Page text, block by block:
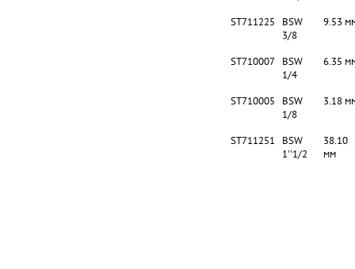
ST711225
BSW
3/8
9.53
ST710007 BSW
1/4
6.35
ST710005
BSW
1/8
3.18
ST711251
BSW
1''1/2
38.10
мм